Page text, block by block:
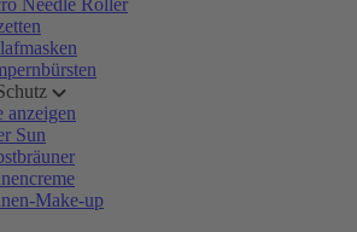
Needle Roller
anzeigen
Sun
Make-up